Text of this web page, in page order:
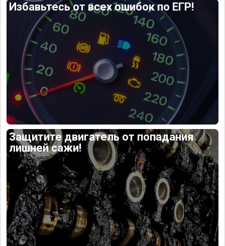
Избавьтесь от всех ошибок по ЕГР!
Защитите двигатель от попадания
лишней сажи!